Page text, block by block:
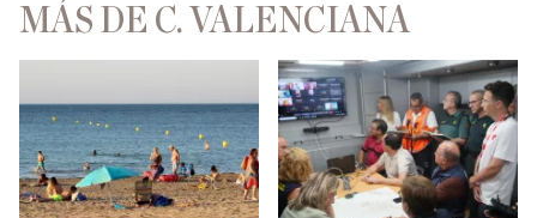
MÁS DE C. VALENCIANA